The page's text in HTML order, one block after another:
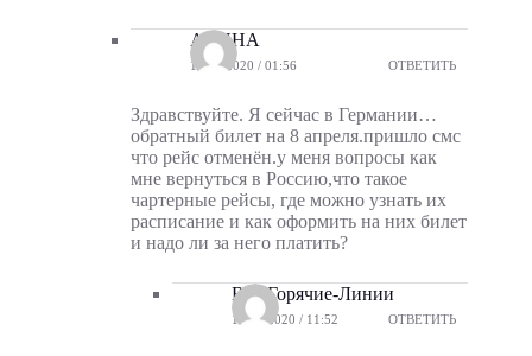
АЛИНА
16.03.2020 / 01:56 ОТВЕТИТЬ
Здравствуйте. Я сейчас в Германии…
обратный билет на 8 апреля.пришло смс
что рейс отменён.у меня вопросы как
мне вернуться в Россию,что такое
чартерные рейсы, где можно узнать их
расписание и как оформить на них билет
и надо ли за него платить?
Все-Горячие-Линии
17.03.2020 / 11:52 ОТВЕТИТЬ